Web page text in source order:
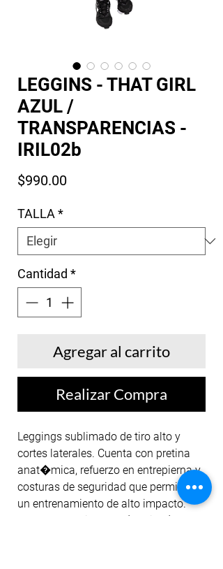
LEGGINS - THAT GIRL
AZUL /
TRANSPARENCIAS -
IRIL02b
$990.00Precio
TALLA *
Cantidad *
Agregar al carrito
Realizar Compra
Leggings sublimado de tiro alto y
cortes laterales. Cuenta con pretina
anat�mica, refuerzo en entrepierna y
costuras de seguridad que permiten
un entrenamiento de alto impacto.
Nuestros leggings est�n dise�ados